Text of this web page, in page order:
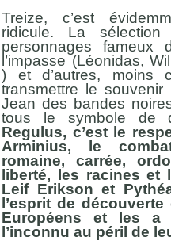
Treize, c’est
ridicule. La
personnages
l’impasse (Léonidas,
) et d’autres, moins
transmettre le souvenir
Jean des bandes
tous le symbole de
Regulus, c’est le
Arminius, le
romaine, carrée,
liberté, les racines et
Leif Erikson et
l’esprit de
Européens et les a
l’inconnu au péril de